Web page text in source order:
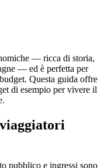
— ricca di storia,
— ed è perfetta per
Questa guida offre
di esempio per vivere il
pubblico e ingressi sono